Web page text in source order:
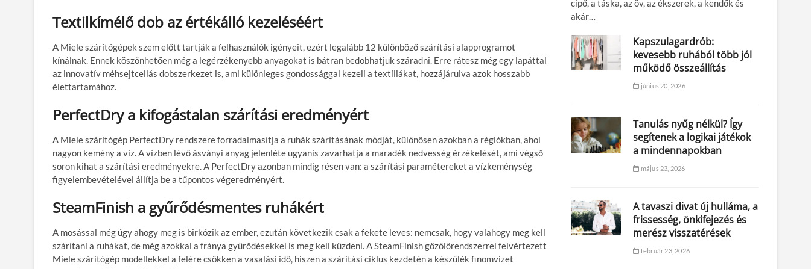
Textilkímélő dob az értékálló kezeléséért
A Miele szárítógépek szem előtt tartják a felhasználók igényeit, ezért legalább 12 különböző szárítási alapprogramot
kínálnak. Ennek köszönhetően még a legérzékenyebb anyagokat is bátran bedobhatjuk száradni. Erre rátesz még egy lapáttal
az innovatív méhsejtcellás dobszerkezet is, ami különleges gondossággal kezeli a textíliákat, hozzájárulva azok hosszabb
élettartamához.
PerfectDry a kifogástalan szárítási eredményért
A Miele szárítógép PerfectDry rendszere forradalmasítja a ruhák szárításának módját, különösen azokban a régiókban, ahol
nagyon kemény a víz. A vízben lévő ásványi anyag jelenléte ugyanis zavarhatja a maradék nedvesség érzékelését, ami végső
soron kihat a szárítási eredményekre. A PerfectDry azonban mindig résen van: a szárítási paramétereket a vízkeménység
figyelembevételével állítja be a tűpontos végeredményért.
SteamFinish a gyűrődésmentes ruhákért
A mosással még úgy ahogy meg is birkózik az ember, ezután következik csak a fekete leves: nemcsak, hogy valahogy meg kell
szárítani a ruhákat, de még azokkal a fránya gyűrődésekkel is meg kell küzdeni. A SteamFinish gőzölőrendszerrel felvértezett
Miele szárítógép modellekkel a felére csökken a vasalási idő, hiszen a szárítási ciklus kezdetén a készülék finomvizet
cipő, a táska, az öv, az ékszerek, a kendők és
akár…
Kapszulagardrób:
kevesebb ruhából több jól
működő összeállítás
június 20, 2026
Tanulás nyűg nélkül? Így
segítenek a logikai játékok
a mindennapokban
május 23, 2026
A tavaszi divat új hulláma, a
frissesség, önkifejezés és
merész visszatérések
február 23, 2026